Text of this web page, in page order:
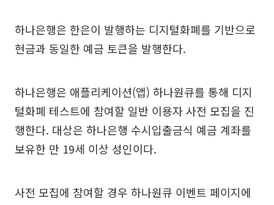
하나은행은 한은이 발행하는 디지털화폐를 기반으로
현금과 동일한 예금 토큰을 발행한다.
하나은행은 애플리케이션(앱) 하나원큐를 통해 디지
털화폐 테스트에 참여할 일반 이용자 사전 모집을 진
행한다. 대상은 하나은행 수시입출금식 예금 계좌를
보유한 만 19세 이상 성인이다.
사전 모집에 참여할 경우 하나원큐 이벤트 페이지에